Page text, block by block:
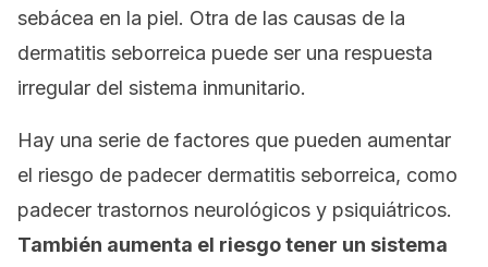
sebácea en la piel. Otra de las causas de la
dermatitis seborreica puede ser una respuesta
irregular del sistema inmunitario.
Hay una serie de factores que pueden aumentar
el riesgo de padecer dermatitis seborreica, como
padecer trastornos neurológicos y psiquiátricos.
También aumenta el riesgo tener un sistema